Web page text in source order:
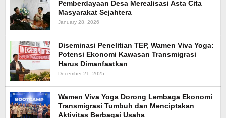
Pemberdayaan Desa Merealisasi Asta Cita
Masyarakat Sejahtera
January 28, 2026
Diseminasi Penelitian TEP, Wamen Viva Yoga:
Potensi Ekonomi Kawasan Transmigrasi
Harus Dimanfaatkan
December 21, 2025
Wamen Viva Yoga Dorong Lembaga Ekonomi
Transmigrasi Tumbuh dan Menciptakan
Aktivitas Berbagai Usaha